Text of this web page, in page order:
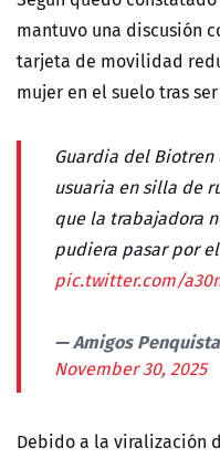
mantuvo una discusión
tarjeta de movilidad
mujer en el suelo tras
Guardia del Biotren
usuaria en silla de
que la trabajadora
pudiera pasar por
pic.twitter.com/
— Amigos
November 30, 2025
Debido a la viralización